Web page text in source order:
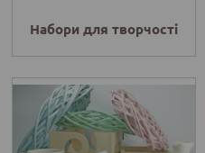
Набори для творчості